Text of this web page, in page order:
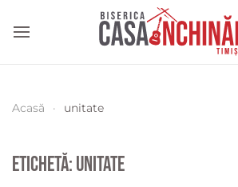
Acasă unitate
Etichetă:unitate